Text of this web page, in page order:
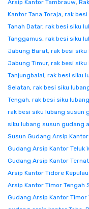
Arsip Kantor Tambrauw,
Kantor Tana Toraja, rak
Tanah Datar, rak besi siku
Tanggamus, rak besi siku
Jabung Barat, rak besi siku
Jabung Timur, rak besi
Tanjungbalai, rak besi siku
Selatan, rak besi siku
Tengah, rak besi siku
rak besi siku lubang susun
siku lubang susun gudang
Susun Gudang Arsip
Gudang Arsip Kantor Teluk
Gudang Arsip Kantor
Arsip Kantor Tidore
Arsip Kantor Timor Tengah
Gudang Arsip Kantor Timor